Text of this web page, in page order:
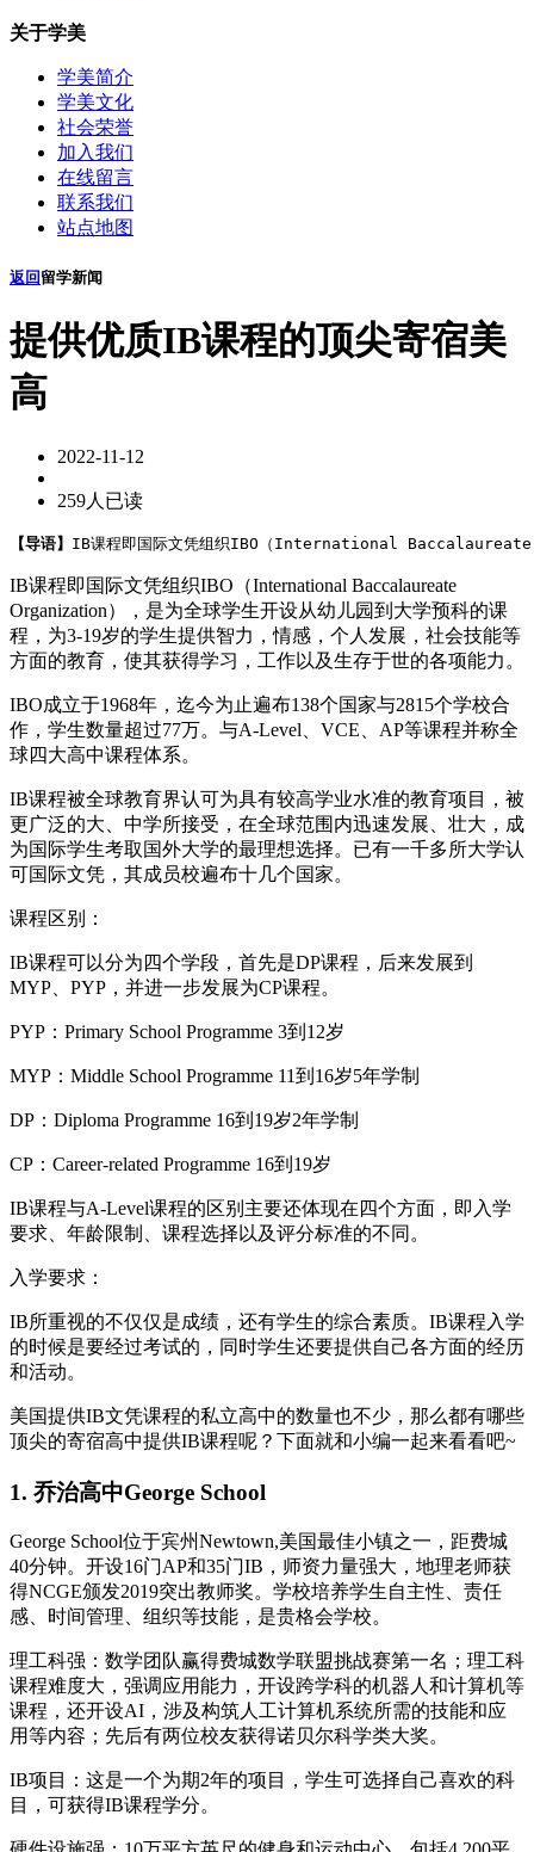
关于学美
学美简介
学美文化
社会荣誉
加入我们
在线留言
联系我们
站点地图
返回 留学新闻
提供优质IB课程的顶尖寄宿美
高
2022-11-12
259人已读
【导语】 IB课程即国际文凭组织IBO（International Baccalaureate
IB课程即国际文凭组织IBO（International Baccalaureate
Organization），是为全球学生开设从幼儿园到大学预科的课
程，为3-19岁的学生提供智力，情感，个人发展，社会技能等
方面的教育，使其获得学习，工作以及生存于世的各项能力。
IBO成立于1968年，迄今为止遍布138个国家与2815个学校合
作，学生数量超过77万。与A-Level、VCE、AP等课程并称全
球四大高中课程体系。
IB课程被全球教育界认可为具有较高学业水准的教育项目，被
更广泛的大、中学所接受，在全球范围内迅速发展、壮大，成
为国际学生考取国外大学的最理想选择。已有一千多所大学认
可国际文凭，其成员校遍布十几个国家。
课程区别：
IB课程可以分为四个学段，首先是DP课程，后来发展到
MYP、PYP，并进一步发展为CP课程。
PYP：Primary School Programme 3到12岁
MYP：Middle School Programme 11到16岁5年学制
DP：Diploma Programme 16到19岁2年学制
CP：Career-related Programme 16到19岁
IB课程与A-Level课程的区别主要还体现在四个方面，即入学
要求、年龄限制、课程选择以及评分标准的不同。
入学要求：
IB所重视的不仅仅是成绩，还有学生的综合素质。IB课程入学
的时候是要经过考试的，同时学生还要提供自己各方面的经历
和活动。
美国提供IB文凭课程的私立高中的数量也不少，那么都有哪些
顶尖的寄宿高中提供IB课程呢？下面就和小编一起来看看吧~
1. 乔治高中George School
George School位于宾州Newtown,美国最佳小镇之一，距费城
40分钟。开设16门AP和35门IB，师资力量强大，地理老师获
得NCGE颁发2019突出教师奖。学校培养学生自主性、责任
感、时间管理、组织等技能，是贵格会学校。
理工科强：数学团队赢得费城数学联盟挑战赛第一名；理工科
课程难度大，强调应用能力，开设跨学科的机器人和计算机等
课程，还开设AI，涉及构筑人工计算机系统所需的技能和应
用等内容；先后有两位校友获得诺贝尔科学类大奖。
IB项目：这是一个为期2年的项目，学生可选择自己喜欢的科
目，可获得IB课程学分。